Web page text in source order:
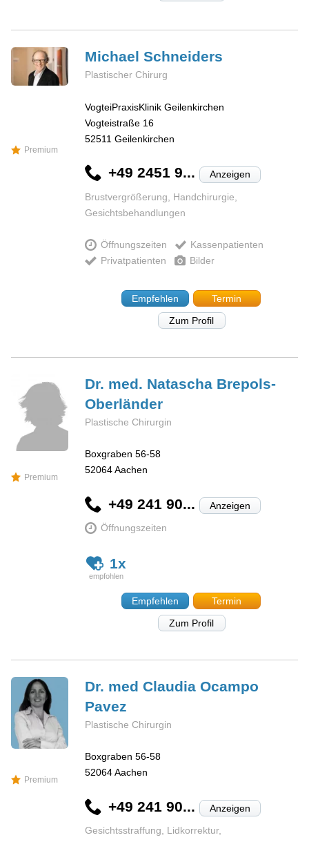
Premium
MichaelSchneiders
Plastischer Chirurg
VogteiPraxisKlinik Geilenkirchen
Vogteistraße 16
52511 Geilenkirchen
+49 2451 9... Anzeigen
Brustvergrößerung, Handchirurgie,
Gesichtsbehandlungen
Öffnungszeiten
Kassenpatienten
Privatpatienten
Bilder
Empfehlen
Termin
Zum Profil
Premium
Dr. med. Natascha Brepols-
Oberländer
Plastische Chirurgin
Boxgraben 56-58
52064Aachen
+49 241 90... Anzeigen
Öffnungszeiten
1x
Empfehlen
Termin
Zum Profil
Premium
Dr. med Claudia Ocampo
Pavez
Plastische Chirurgin
Boxgraben 56-58
52064Aachen
+49 241 90... Anzeigen
Gesichtsstraffung, Lidkorrektur,